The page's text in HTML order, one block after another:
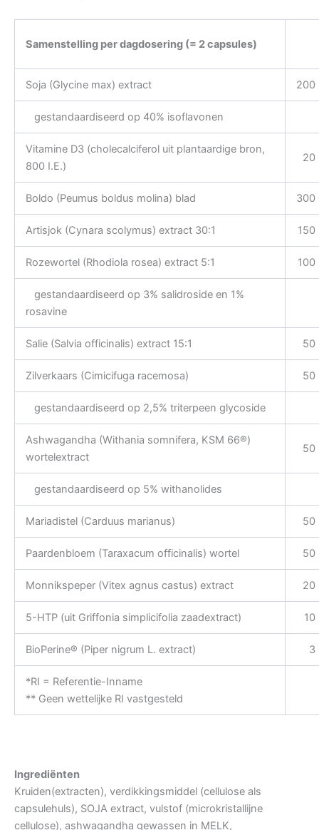
Samenstelling per dagdosering (= 2 capsules)
Soja (Glycine max) extract 200
gestandaardiseerd op 40% isoflavonen
Vitamine D3 (cholecalciferol uit plantaardige bron,
800 I.E.)
20
Boldo (Peumus boldus molina) blad 300
Artisjok (Cynara scolymus) extract 30:1 150
Rozewortel (Rhodiola rosea) extract 5:1 100
gestandaardiseerd op 3% salidroside en 1%
rosavine
Salie (Salvia officinalis) extract 15:1 50
Zilverkaars (Cimicifuga racemosa) 50
gestandaardiseerd op 2,5% triterpeen glycoside
Ashwagandha (Withania somnifera, KSM 66®)
wortelextract
50
gestandaardiseerd op 5% withanolides
Mariadistel (Carduus marianus) 50
Paardenbloem (Taraxacum officinalis) wortel 50
Monnikspeper (Vitex agnus castus) extract 20
5-HTP (uit Griffonia simplicifolia zaadextract) 10
BioPerine® (Piper nigrum L. extract) 3
*RI = Referentie-Inname
** Geen wettelijke RI vastgesteld
Ingrediënten
Kruiden(extracten), verdikkingsmiddel (cellulose als
capsulehuls), SOJA extract, vulstof (microkristallijne
cellulose), ashwagandha gewassen in MELK,